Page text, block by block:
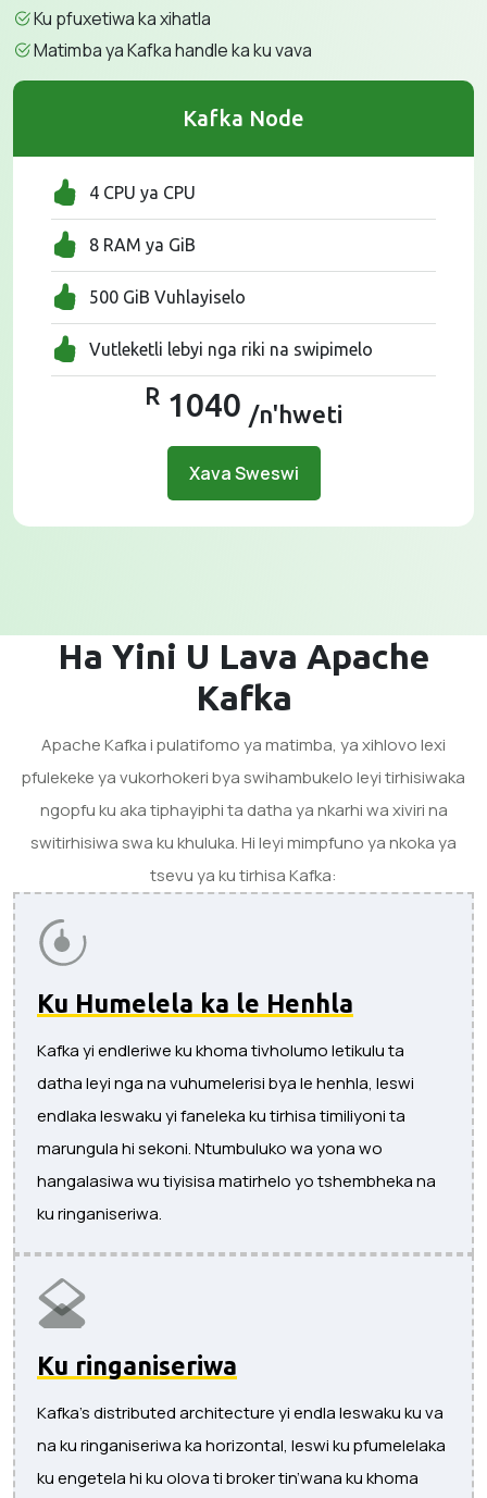
Ku pfuxetiwa ka xihatla
Matimba ya Kafka handle ka ku vava
Kafka Node
4 CPU ya CPU
8 RAM ya GiB
500 GiB Vuhlayiselo
Vutleketli lebyi nga riki na swipimelo
R 1040 /n'hweti
Xava Sweswi
Ha Yini U Lava Apache
Kafka
Apache Kafka i pulatifomo ya matimba, ya xihlovo lexi
pfulekeke ya vukorhokeri bya swihambukelo leyi tirhisiwaka
ngopfu ku aka tiphayiphi ta datha ya nkarhi wa xiviri na
switirhisiwa swa ku khuluka. Hi leyi mimpfuno ya nkoka ya
tsevu ya ku tirhisa Kafka:
Ku Humelela ka le Henhla
Kafka yi endleriwe ku khoma tivholumo letikulu ta
datha leyi nga na vuhumelerisi bya le henhla, leswi
endlaka leswaku yi faneleka ku tirhisa timiliyoni ta
marungula hi sekoni. Ntumbuluko wa yona wo
hangalasiwa wu tiyisisa matirhelo yo tshembheka na
ku ringaniseriwa.
Ku ringaniseriwa
Kafka’s distributed architecture yi endla leswaku ku va
na ku ringaniseriwa ka horizontal, leswi ku pfumelelaka
ku engetela hi ku olova ti broker tin’wana ku khoma